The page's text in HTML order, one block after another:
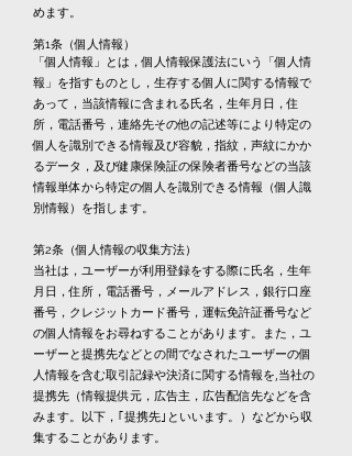
めます。
第1条（個人情報）
「個人情報」とは，個人情報保護法にいう「個人情
報」を指すものとし，生存する個人に関する情報で
あって，当該情報に含まれる氏名，生年月日，住
所，電話番号，連絡先その他の記述等により特定の
個人を識別できる情報及び容貌，指紋，声紋にかか
るデータ，及び健康保険証の保険者番号などの当該
情報単体から特定の個人を識別できる情報（個人識
別情報）を指します。
第2条（個人情報の収集方法）
当社は，ユーザーが利用登録をする際に氏名，生年
月日，住所，電話番号，メールアドレス，銀行口座
番号，クレジットカード番号，運転免許証番号など
の個人情報をお尋ねすることがあります。また，ユ
ーザーと提携先などとの間でなされたユーザーの個
人情報を含む取引記録や決済に関する情報を,当社の
提携先（情報提供元，広告主，広告配信先などを含
みます。以下，｢提携先｣といいます。）などから収
集することがあります。